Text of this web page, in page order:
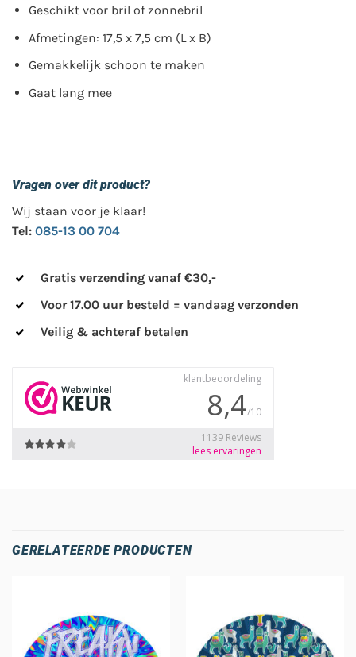
Geschikt voor bril of zonnebril
Afmetingen: 17,5 x 7,5 cm (L x B)
Gemakkelijk schoon te maken
Gaat lang mee
Vragen over dit product?
Wij staan voor je klaar!
Tel: 085-13 00 704
Gratis verzending vanaf €30,-
Voor 17.00 uur besteld = vandaag verzonden
Veilig & achteraf betalen
GERELATEERDE PRODUCTEN